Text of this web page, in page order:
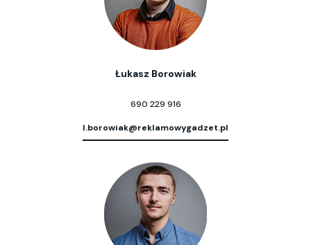
Łukasz Borowiak
690 229 916
l.borowiak@reklamowygadzet.pl